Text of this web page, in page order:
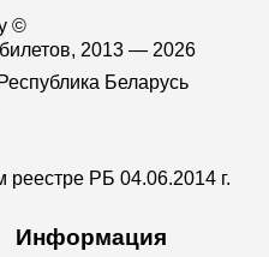
©
2013 — 2026
Беларусь
реестре РБ 04.06.2014 г.
Информация